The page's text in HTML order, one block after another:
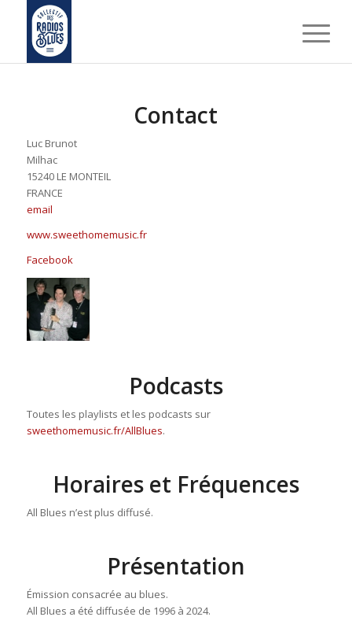
Contact
Luc Brunot
Milhac
15240 LE MONTEIL
FRANCE
email
www.sweethomemusic.fr
Facebook
Podcasts
Toutes les playlists et les podcasts sur
sweethomemusic.fr/AllBlues.
Horaires et Fréquences
All Blues n’est plus diffusé.
Présentation
Émission consacrée au blues.
All Blues a été diffusée de 1996 à 2024.